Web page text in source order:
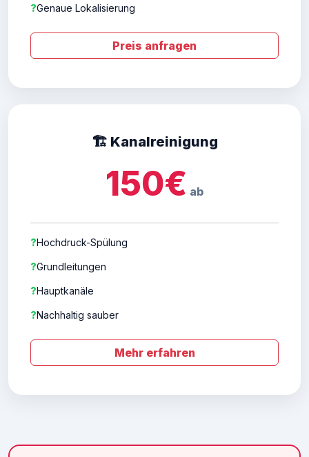
?Genaue Lokalisierung
Preis anfragen
🏗️ Kanalreinigung
150€ ab
?Hochdruck-Spülung
?Grundleitungen
?Hauptkanäle
?Nachhaltig sauber
Mehr erfahren